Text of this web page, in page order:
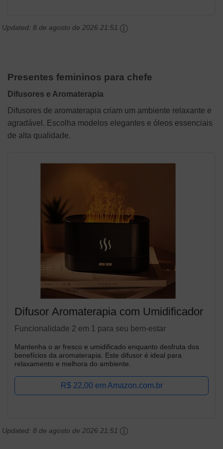
Updated: 8 de agosto de 2026 21:51
Presentes femininos para chefe
Difusores e Aromaterapia
Difusores de aromaterapia criam um ambiente relaxante e
agradável. Escolha modelos elegantes e óleos essenciais
de alta qualidade.
Difusor Aromaterapia com Umidificador
Funcionalidade 2 em 1 para seu bem-estar
Mantenha o ar fresco e umidificado enquanto desfruta dos
benefícios da aromaterapia. Este difusor é ideal para
relaxamento e melhora do ambiente.
R$ 22,00 em Amazon.com.br
Updated: 8 de agosto de 2026 21:51